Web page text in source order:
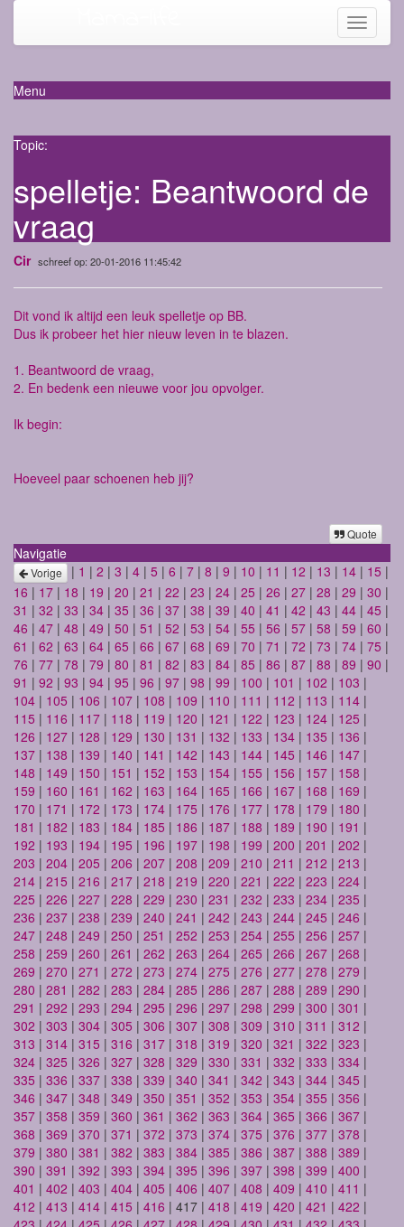
Toggle
Menu
Topic:
spelletje: Beantwoord de
vraag
Cir schreef op: 20-01-2016 11:45:42
Dit vond ik altijd een leuk spelletje op BB.
Dus ik probeer het hier nieuw leven in te blazen.
1. Beantwoord de vraag,
2. En bedenk een nieuwe voor jou opvolger.
Ik begin:
Hoeveel paar schoenen heb jij?
Quote
Navigatie
Vorige | 1 | 2 | 3 | 4 | 5 | 6 | 7 | 8 | 9 | 10 | 11 | 12 | 13 | 14 | 15 |
16 | 17 | 18 | 19 | 20 | 21 | 22 | 23 | 24 | 25 | 26 | 27 | 28 | 29 | 30 |
31 | 32 | 33 | 34 | 35 | 36 | 37 | 38 | 39 | 40 | 41 | 42 | 43 | 44 | 45 |
46 | 47 | 48 | 49 | 50 | 51 | 52 | 53 | 54 | 55 | 56 | 57 | 58 | 59 | 60 |
61 | 62 | 63 | 64 | 65 | 66 | 67 | 68 | 69 | 70 | 71 | 72 | 73 | 74 | 75 |
76 | 77 | 78 | 79 | 80 | 81 | 82 | 83 | 84 | 85 | 86 | 87 | 88 | 89 | 90 |
91 | 92 | 93 | 94 | 95 | 96 | 97 | 98 | 99 | 100 | 101 | 102 | 103 |
104 | 105 | 106 | 107 | 108 | 109 | 110 | 111 | 112 | 113 | 114 |
115 | 116 | 117 | 118 | 119 | 120 | 121 | 122 | 123 | 124 | 125 |
126 | 127 | 128 | 129 | 130 | 131 | 132 | 133 | 134 | 135 | 136 |
137 | 138 | 139 | 140 | 141 | 142 | 143 | 144 | 145 | 146 | 147 |
148 | 149 | 150 | 151 | 152 | 153 | 154 | 155 | 156 | 157 | 158 |
159 | 160 | 161 | 162 | 163 | 164 | 165 | 166 | 167 | 168 | 169 |
170 | 171 | 172 | 173 | 174 | 175 | 176 | 177 | 178 | 179 | 180 |
181 | 182 | 183 | 184 | 185 | 186 | 187 | 188 | 189 | 190 | 191 |
192 | 193 | 194 | 195 | 196 | 197 | 198 | 199 | 200 | 201 | 202 |
203 | 204 | 205 | 206 | 207 | 208 | 209 | 210 | 211 | 212 | 213 |
214 | 215 | 216 | 217 | 218 | 219 | 220 | 221 | 222 | 223 | 224 |
225 | 226 | 227 | 228 | 229 | 230 | 231 | 232 | 233 | 234 | 235 |
236 | 237 | 238 | 239 | 240 | 241 | 242 | 243 | 244 | 245 | 246 |
247 | 248 | 249 | 250 | 251 | 252 | 253 | 254 | 255 | 256 | 257 |
258 | 259 | 260 | 261 | 262 | 263 | 264 | 265 | 266 | 267 | 268 |
269 | 270 | 271 | 272 | 273 | 274 | 275 | 276 | 277 | 278 | 279 |
280 | 281 | 282 | 283 | 284 | 285 | 286 | 287 | 288 | 289 | 290 |
291 | 292 | 293 | 294 | 295 | 296 | 297 | 298 | 299 | 300 | 301 |
302 | 303 | 304 | 305 | 306 | 307 | 308 | 309 | 310 | 311 | 312 |
313 | 314 | 315 | 316 | 317 | 318 | 319 | 320 | 321 | 322 | 323 |
324 | 325 | 326 | 327 | 328 | 329 | 330 | 331 | 332 | 333 | 334 |
335 | 336 | 337 | 338 | 339 | 340 | 341 | 342 | 343 | 344 | 345 |
346 | 347 | 348 | 349 | 350 | 351 | 352 | 353 | 354 | 355 | 356 |
357 | 358 | 359 | 360 | 361 | 362 | 363 | 364 | 365 | 366 | 367 |
368 | 369 | 370 | 371 | 372 | 373 | 374 | 375 | 376 | 377 | 378 |
379 | 380 | 381 | 382 | 383 | 384 | 385 | 386 | 387 | 388 | 389 |
390 | 391 | 392 | 393 | 394 | 395 | 396 | 397 | 398 | 399 | 400 |
401 | 402 | 403 | 404 | 405 | 406 | 407 | 408 | 409 | 410 | 411 |
412 | 413 | 414 | 415 | 416 | 417 | 418 | 419 | 420 | 421 | 422 |